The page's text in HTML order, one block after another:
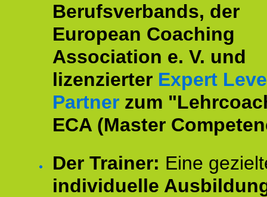
Berufsverbands, der
European Coaching
Association e. V. und
lizenzierter Expert
Partner zum
ECA (Master
Der Trainer: Eine
individuelle